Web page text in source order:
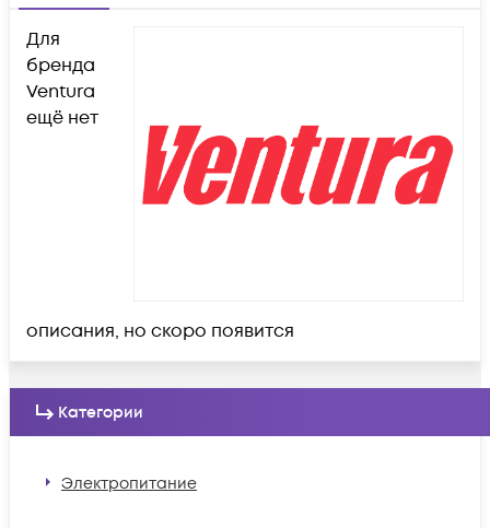
Для
бренда
Ventura
ещё нет
описания, но скоро появится
Категории
Электропитание